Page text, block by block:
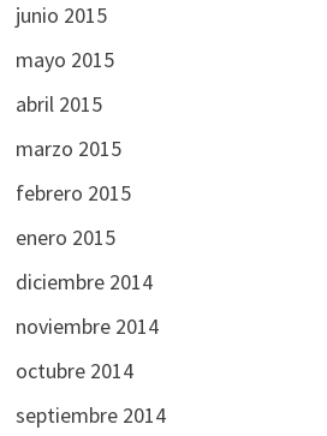
junio 2015
mayo 2015
abril 2015
marzo 2015
febrero 2015
enero 2015
diciembre 2014
noviembre 2014
octubre 2014
septiembre 2014